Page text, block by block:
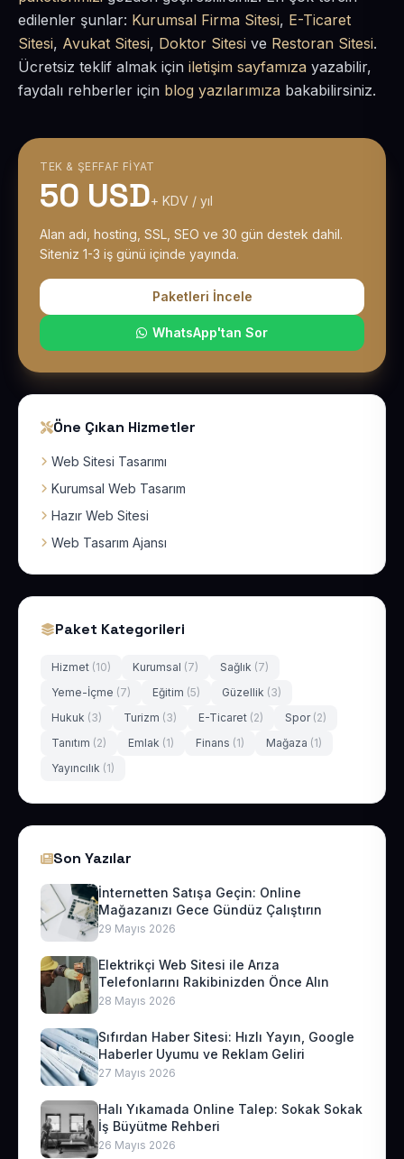
edilenler şunlar: Kurumsal Firma Sitesi, E-Ticaret
Sitesi, Avukat Sitesi, Doktor Sitesi ve Restoran Sitesi.
Ücretsiz teklif almak için iletişim sayfamıza yazabilir,
faydalı rehberler için blog yazılarımıza bakabilirsiniz.
TEK & ŞEFFAF FIYAT
50 USD+ KDV / yıl
Alan adı, hosting, SSL, SEO ve 30 gün destek dahil.
Siteniz 1-3 iş günü içinde yayında.
Paketleri İncele
WhatsApp'tan Sor
Öne Çıkan Hizmetler
Web Sitesi Tasarımı
Kurumsal Web Tasarım
Hazır Web Sitesi
Web Tasarım Ajansı
Paket Kategorileri
Hizmet (10) Kurumsal (7) Sağlık (7)
Yeme-İçme (7) Eğitim (5) Güzellik (3)
Hukuk (3) Turizm (3) E-Ticaret (2) Spor (2)
Tanıtım (2) Emlak (1) Finans (1) Mağaza (1)
Yayıncılık (1)
Son Yazılar
İnternetten Satışa Geçin: Online
Mağazanızı Gece Gündüz Çalıştırın
29 Mayıs 2026
Elektrikçi Web Sitesi ile Arıza
Telefonlarını Rakibinizden Önce Alın
28 Mayıs 2026
Sıfırdan Haber Sitesi: Hızlı Yayın, Google
Haberler Uyumu ve Reklam Geliri
27 Mayıs 2026
Halı Yıkamada Online Talep: Sokak Sokak
İş Büyütme Rehberi
26 Mayıs 2026